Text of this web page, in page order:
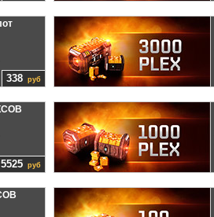
338 руб
5525 руб